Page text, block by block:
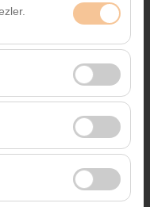
güvenlik,
gereklidir. Devre
(ziyaretçi sayısı,
davranışları)
sitesi
sürekli
kişiselleştirilmiş
ölçmemize
09:00